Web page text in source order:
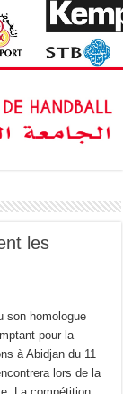
les
son homologue
pour la
à Abidjan du 11
lors de la